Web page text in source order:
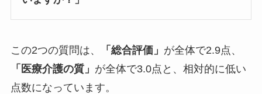
この2つの質問は、 「総合評価」 が全体で2.9点、
「医療介護の質」 が全体で3.0点と、相対的に低い
点数になっています。